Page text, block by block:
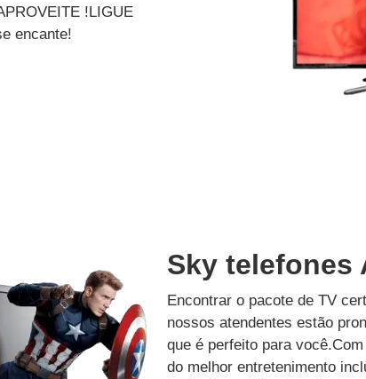
!LIGUE
encante!
Sky telefones
Encontrar o pacote de TV
nossos atendentes estão
que é perfeito para
do melhor entretenimento